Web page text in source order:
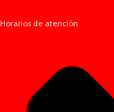
Horarios de atención